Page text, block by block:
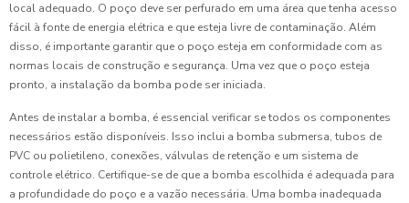
local adequado. O poço deve ser perfurado em uma área que tenha acesso
fácil à fonte de energia elétrica e que esteja livre de contaminação. Além
disso, é importante garantir que o poço esteja em conformidade com as
normas locais de construção e segurança. Uma vez que o poço esteja
pronto, a instalação da bomba pode ser iniciada.
Antes de instalar a bomba, é essencial verificar se todos os componentes
necessários estão disponíveis. Isso inclui a bomba submersa, tubos de
PVC ou polietileno, conexões, válvulas de retenção e um sistema de
controle elétrico. Certifique-se de que a bomba escolhida é adequada para
a profundidade do poço e a vazão necessária. Uma bomba inadequada